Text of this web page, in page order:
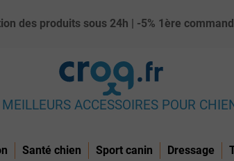
des produits sous 24h | -5% 1ère
ACCESSOIRES POUR
Santé chien Sport canin Dressage